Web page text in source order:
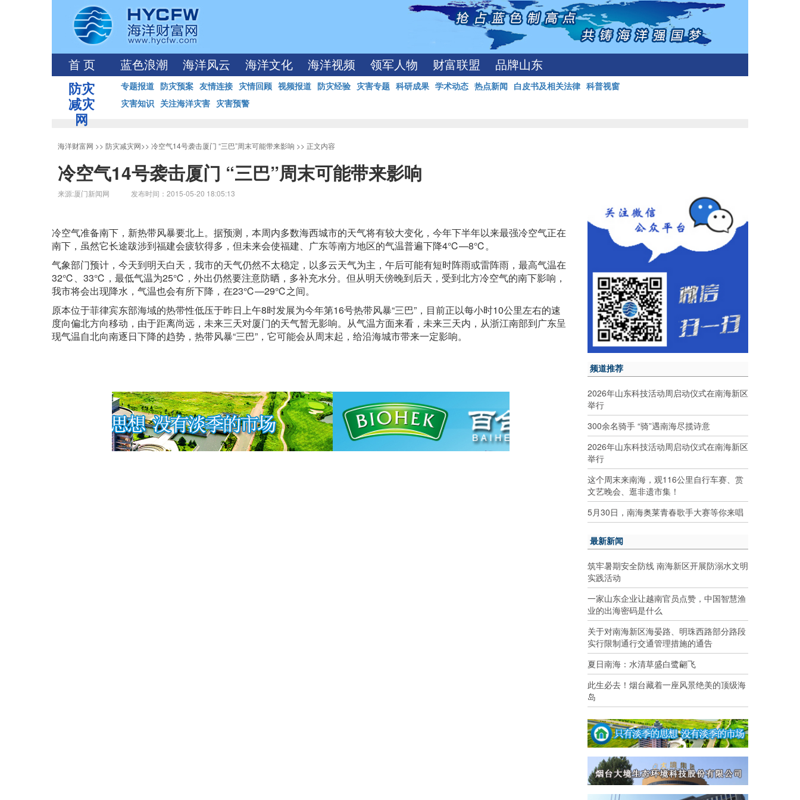
首 页 蓝色浪潮 海洋风云 海洋文化 海洋视频 领军人物 财富联盟 品牌山东
防灾
减灾
网
专题报道 防灾预案 友情连接 灾情回顾 视频报道 防灾经验 灾害专题 科研成果 学术动态 热点新闻 白皮书及相关法律 科普视窗
灾害知识 关注海洋灾害 灾害预警
海洋财富网 >> 防灾减灾网>> 冷空气14号袭击厦门 “三巴”周末可能带来影响 >> 正文内容
冷空气14号袭击厦门 “三巴”周末可能带来影响
来源:厦门新闻网 发布时间：2015-05-20 18:05:13
冷空气准备南下，新热带风暴要北上。据预测，本周内多数海西城市的天气将有较大变化，今年下半年以来最强冷空气正在
南下，虽然它长途跋涉到福建会疲软得多，但未来会使福建、广东等南方地区的气温普遍下降4℃—8℃。
气象部门预计，今天到明天白天，我市的天气仍然不太稳定，以多云天气为主，午后可能有短时阵雨或雷阵雨，最高气温在
32℃、33℃，最低气温为25℃，外出仍然要注意防晒，多补充水分。但从明天傍晚到后天，受到北方冷空气的南下影响，
我市将会出现降水，气温也会有所下降，在23℃—29℃之间。
原本位于菲律宾东部海域的热带性低压于昨日上午8时发展为今年第16号热带风暴“三巴”，目前正以每小时10公里左右的速
度向偏北方向移动，由于距离尚远，未来三天对厦门的天气暂无影响。从气温方面来看，未来三天内，从浙江南部到广东呈
现气温自北向南逐日下降的趋势，热带风暴“三巴”，它可能会从周末起，给沿海城市带来一定影响。
频道推荐
2026年山东科技活动周启动仪式在南海新区
举行
300余名骑手 “骑”遇南海尽揽诗意
2026年山东科技活动周启动仪式在南海新区
举行
这个周末来南海，观116公里自行车赛、赏
文艺晚会、逛非遗市集！
5月30日，南海奥莱青春歌手大赛等你来唱
最新新闻
筑牢暑期安全防线 南海新区开展防溺水文明
实践活动
一家山东企业让越南官员点赞，中国智慧渔
业的出海密码是什么
关于对南海新区海晏路、明珠西路部分路段
实行限制通行交通管理措施的通告
夏日南海：水清草盛白鹭翩飞
此生必去！烟台藏着一座风景绝美的顶级海
岛